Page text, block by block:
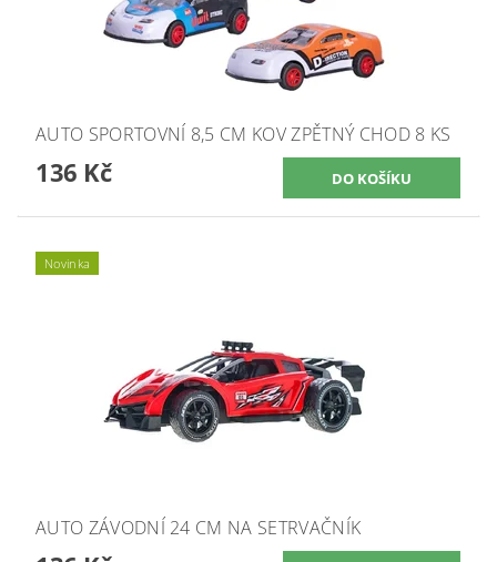
AUTO SPORTOVNÍ 8,5 CM KOV ZPĚTNÝ CHOD 8 KS
136 Kč
Novinka
AUTO ZÁVODNÍ 24 CM NA SETRVAČNÍK